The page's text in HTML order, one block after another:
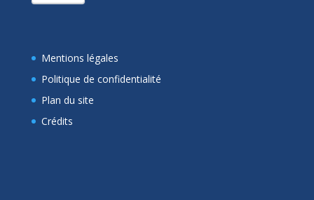
Mentions légales
Politique de confidentialité
Plan du site
Crédits